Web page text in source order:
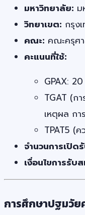
มหาวิทยาลัย: ม
วิทยาเขต: กรุง
คณะ: คณะครุศ
คะแนนที่ใช้:
GPAX:
TGAT (ก
เหตุผล ก
TPAT5 (
จำนวนการเปิด
เงื่อนไขการรับ
การศึกษาปฐมวัย